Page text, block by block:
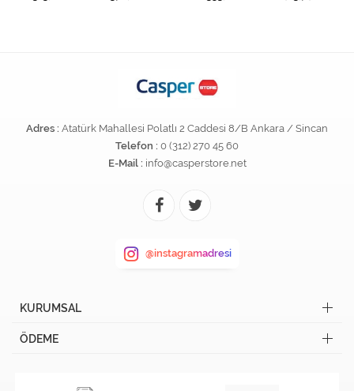
Adres : Atatürk Mahallesi Polatlı 2 Caddesi 8/B Ankara / Sincan
Telefon : 0 (312) 270 45 60
E-Mail : info@casperstore.net
@instagramadresi
KURUMSAL
ÖDEME